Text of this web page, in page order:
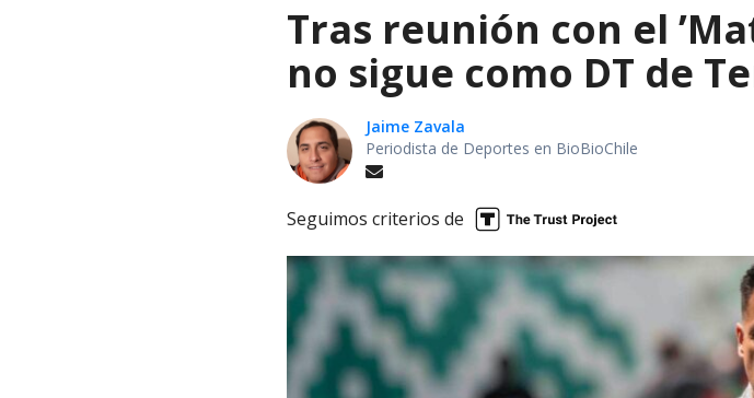
Tras reunión con el
no sigue como DT de
Jaime Zavala
Periodista de Deportes en BioBioChile
Seguimos criterios de